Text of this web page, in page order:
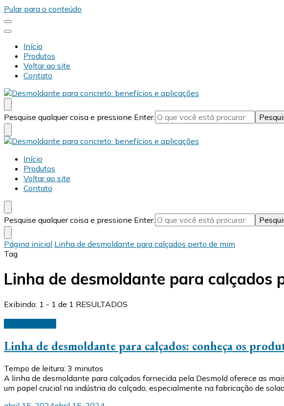
Pular para o conteúdo
Início
Produtos
Voltar ao site
Contato
Desmold
Blog Desmold
Procurando
algo?
Pesquise qualquer coisa e pressione Enter.
Desmold
Blog Desmold
Início
Produtos
Voltar ao site
Contato
Procurando
algo?
Pesquise qualquer coisa e pressione Enter.
Página inicial Linha de desmoldante para calçados perto de mim
Tag
Linha de desmoldante para calçados
Exibindo: 1 - 1 de 1 RESULTADOS
Linha de desmoldante para calçados: conheça os
Tempo de leitura: 3 minutos
A linha de desmoldante para calçados fornecida pela Desmold oferece as
um papel crucial na indústria do calçado, especialmente na fabricação de